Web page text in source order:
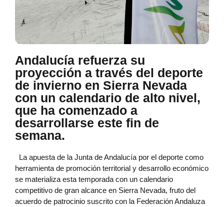
Andalucía refuerza su
proyección a través del deporte
de invierno en Sierra Nevada
con un calendario de alto nivel,
que ha comenzado a
desarrollarse este fin de
semana.
La apuesta de la Junta de Andalucía por el deporte como
herramienta de promoción territorial y desarrollo económico
se materializa esta temporada con un calendario
competitivo de gran alcance en Sierra Nevada, fruto del
acuerdo de patrocinio suscrito con la Federación Andaluza